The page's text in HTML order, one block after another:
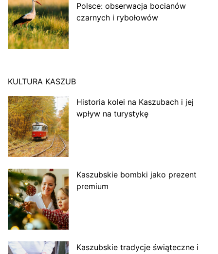
Polsce: obserwacja bocianów
czarnych i rybołowów
KULTURA KASZUB
Historia kolei na Kaszubach i jej
wpływ na turystykę
Kaszubskie bombki jako prezent
premium
Kaszubskie tradycje świąteczne i